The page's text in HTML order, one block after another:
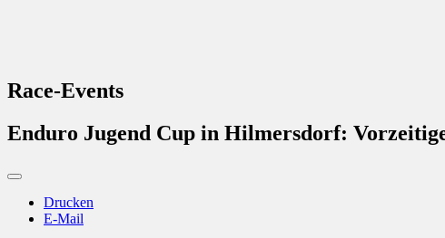
Race-Events
Enduro Jugend Cup in Hilmersdorf:
Drucken
E-Mail